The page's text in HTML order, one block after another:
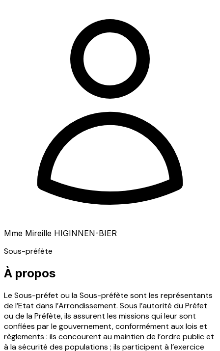
Mme Mireille HIGINNEN-BIER
Sous-préfète
À propos
Le Sous-préfet ou la Sous-préfète sont les représentants
de l’Etat dans l’Arrondissement. Sous l’autorité du Préfet
ou de la Préfète, ils assurent les missions qui leur sont
confiées par le gouvernement, conformément aux lois et
règlements : ils concourent au maintien de l’ordre public et
à la sécurité des populations ; ils participent à l’exercice